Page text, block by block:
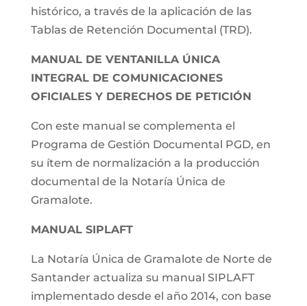
histórico, a través de la aplicación de las
Tablas de Retención Documental (TRD).
MANUAL DE VENTANILLA ÚNICA
INTEGRAL DE COMUNICACIONES
OFICIALES Y DERECHOS DE PETICIÓN
Con este manual se complementa el
Programa de Gestión Documental PGD, en
su ítem de normalización a la producción
documental de la Notaría Única de
Gramalote.
MANUAL SIPLAFT
La Notaría Única de Gramalote de Norte de
Santander actualiza su manual SIPLAFT
implementado desde el año 2014, con base